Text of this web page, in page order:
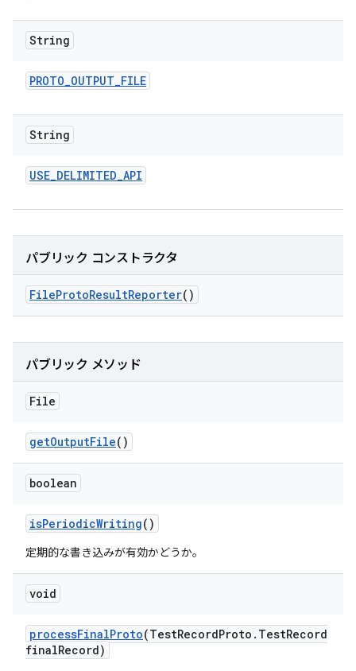
String
PROTO_OUTPUT_FILE
String
USE_DELIMITED_API
パブリック コンストラクタ
FileProtoResultReporter()
パブリック メソッド
File
getOutputFile()
boolean
isPeriodicWriting()
定期的な書き込みが有効かどうか。
void
processFinalProto(TestRecordProto . TestRecord
finalRecord)